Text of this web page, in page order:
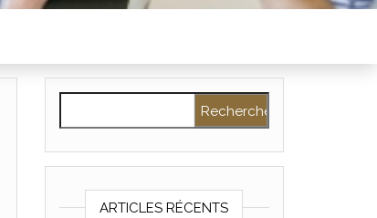
ARTICLES RÉCENTS